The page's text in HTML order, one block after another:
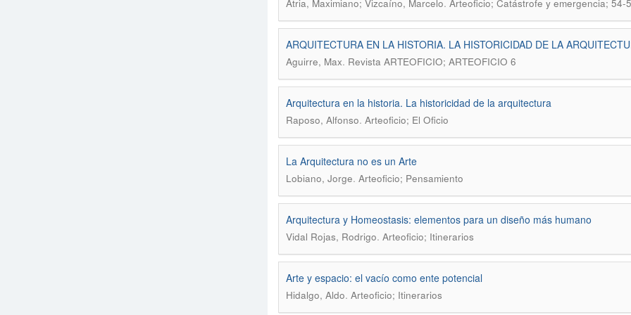
Atria, Maximiano; Vizcaíno, Marcelo. Arteoficio; Catástrofe y emergencia; 54-
ARQUITECTURA EN LA HISTORIA. LA HISTORICIDAD DE LA
Aguirre, Max. Revista ARTEOFICIO; ARTEOFICIO 6
Arquitectura en la historia. La historicidad de la arquitectura
Raposo, Alfonso. Arteoficio; El Oficio
La Arquitectura no es un Arte
Lobiano, Jorge. Arteoficio; Pensamiento
Arquitectura y Homeostasis: elementos para un diseño más humano
Vidal Rojas, Rodrigo. Arteoficio; Itinerarios
Arte y espacio: el vacío como ente potencial
Hidalgo, Aldo. Arteoficio; Itinerarios